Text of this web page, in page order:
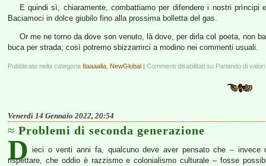
E quindi sì, chiaramente, combattiamo per difendere i nostri
Baciamoci in dolce giubilo fino alla prossima bolletta del gas.
Or me ne torno da dove son venuto, là dove, per dirla col poeta, non
buca per strada; così potremo sbizzarrirci a modino nei commenti usuali.
Pubblicato nella categoria Itaaaalia NewGlobal | Commenti disabilitati su Parlando di valori
Venerdì 14 Gennaio 2022, 20:54
Problemi di seconda generazione
D ieci o venti anni fa, qualcuno deve aver pensato che – invece
rispettare, che oddio è razzismo e colonialismo culturale – fosse